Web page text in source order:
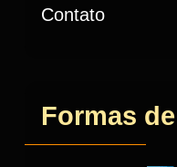
Contato
Formas